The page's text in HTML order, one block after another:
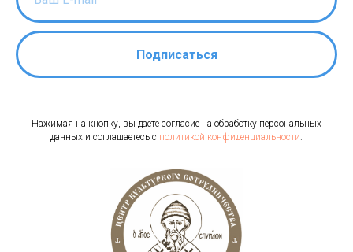
Подписаться
Нажимая на кнопку, вы даете согласие на обработку персональных
данных и соглашаетесь c политикой конфиденциальности.